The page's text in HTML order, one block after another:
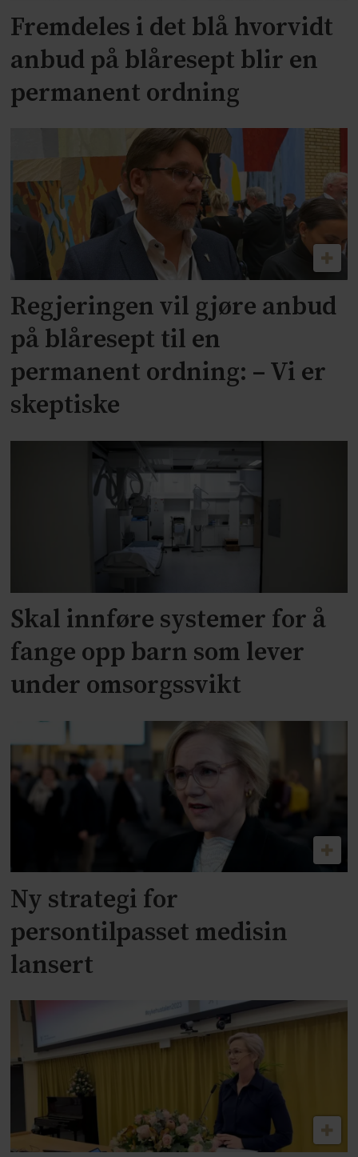
Fremdeles i det blå hvorvidt
anbud på blåresept blir en
permanent ordning
Regjeringen vil gjøre anbud
på blåresept til en
permanent ordning: – Vi er
skeptiske
Skal innføre systemer for å
fange opp barn som lever
under omsorgssvikt
Ny strategi for
persontilpasset medisin
lansert